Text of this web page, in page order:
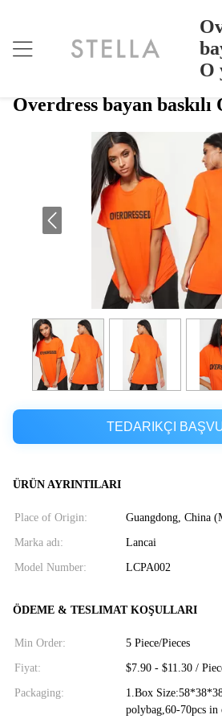
O
Overdress Bayan Baskılı O
Overdress bayan
TEDARIKÇI
ÜRÜN AYRINTILARI
Place of Origin: Guangdong, China
Marka adı: Lancai
Model Number: LCPA002
ÖDEME & TESLIMAT KOŞULLARI
Min Order: 5 Piece/Pieces
Fiyat: $7.90 - $11.30 /
Packaging:
1.Box
polybag,60-70pcs in